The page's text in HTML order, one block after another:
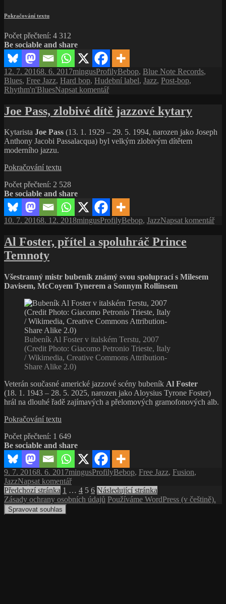
Pokračování textuBlue
patriarcha
mezi
současnými
jazzovými
vydavatelstvími
Počet přečtení: 4 312
Be sociable and share
Publikováno:
12. 7. 20168. 6. 2017Autor:
mingusRubriky:
ProfilyŠtítky:
Bebop, Blue Note Records,
Blues, Free Jazz, Hard bop, Hudební label, Jazz, Post-bop,
Rhythm'n'BluesNapsat komentářpro
s
názvem
Note
Records,
Joe Pass, zlobivé dítě jazzové kytary
Kytarista Joe Pass (13. 1. 1929 – 29. 5. 1994, narozen jako Joseph
Anthony Jacobi Passalacqua) byl velkým zlobivým dítětem
moderního jazzu.
Pokračování textu
zlobivé
dítě
jazzové
kytary
Počet přečtení: 2 528
Be sociable and share
Publikováno:
10. 7. 20168. 12. 2018Autor:
mingusRubriky:
ProfilyŠtítky:
Bebop, JazzNapsat komentářpro
Al Foster, přítel a spoluhráč Prince
Temnoty
Všestranný mistr bubeník známý svou spoluprací s Milesem
Davisem, McCoyem Tynerem a Sonnym Rollinsem
Bubeník Al Foster v italském Terstu, 2007
(Credit Photo: Giacomo Petronio Trieste, Italy
/ Wikimedia, Creative Commons Attribution-
Share Alike 2.0)
Veterán současné americké jazzové scény bubeník Al Foster
(18. 1. 1943 – 28. 5. 2025, narozen jako Aloysius Tyrone Foster)
hrál na dlouhé řadě zajímavých a přelomových gramofonových alb.
Pokračování textu
přítel
a spoluhráč
Prince
Temnoty
Počet přečtení: 1 649
Be sociable and share
Publikováno:
9. 7. 20168. 6. 2017Autor:
mingusRubriky:
ProfilyŠtítky:
Bebop, Free Jazz, Fusion,
JazzNapsat komentářpro
text
s
Stránkování
příspěvků
Předchozí stránka Stránka:
1 … Stránka:
4 Stránka:
5 Stránka:
6 Následující stránka
Zásady ochrany osobních údajů Používáme WordPress (v češtině).
Spravovat souhlas